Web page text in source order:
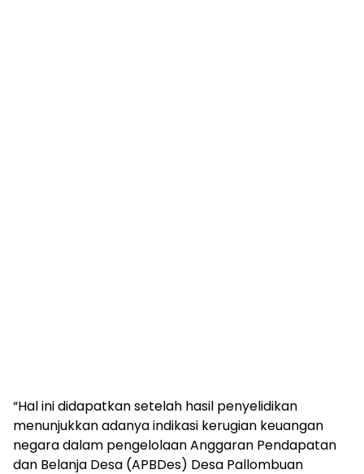
“Hal ini didapatkan setelah hasil penyelidikan
menunjukkan adanya indikasi kerugian keuangan
negara dalam pengelolaan Anggaran Pendapatan
dan Belanja Desa (APBDes) Desa Pallombuan